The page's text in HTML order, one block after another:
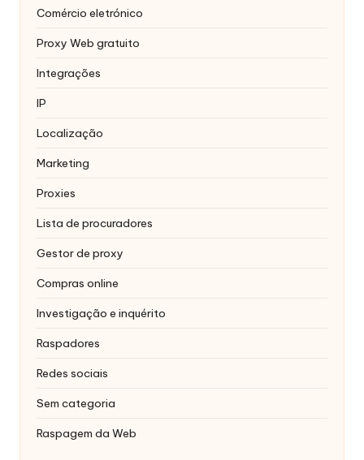
Comércio eletrónico
Proxy Web gratuito
Integrações
IP
Localização
Marketing
Proxies
Lista de procuradores
Gestor de proxy
Compras online
Investigação e inquérito
Raspadores
Redes sociais
Sem categoria
Raspagem da Web